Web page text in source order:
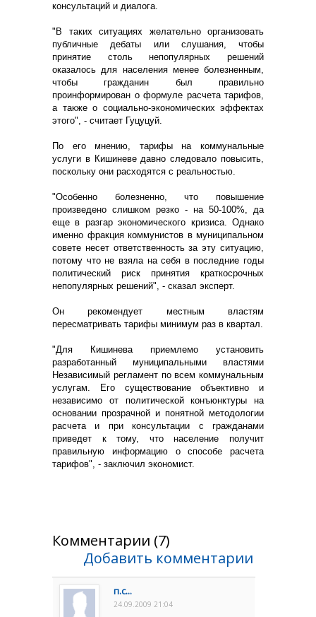
консультаций и диалога.
"В таких ситуациях желательно организовать
публичные дебаты или слушания, чтобы
принятие столь непопулярных решений
оказалось для населения менее болезненным,
чтобы гражданин был правильно
проинформирован о формуле расчета тарифов,
а также о социально-экономических эффектах
этого", - считает Гуцуцуй.
По его мнению, тарифы на коммунальные
услуги в Кишиневе давно следовало повысить,
поскольку они расходятся с реальностью.
"Особенно болезненно, что повышение
произведено слишком резко - на 50-100%, да
еще в разгар экономического кризиса. Однако
именно фракция коммунистов в муниципальном
совете несет ответственность за эту ситуацию,
потому что не взяла на себя в последние годы
политический риск принятия краткосрочных
непопулярных решений", - сказал эксперт.
Он рекомендует местным властям
пересматривать тарифы минимум раз в квартал.
"Для Кишинева приемлемо установить
разработанный муниципальными властями
Независимый регламент по всем коммунальным
услугам. Его существование объективно и
независимо от политической конъюнктуры на
основании прозрачной и понятной методологии
расчета и при консультации с гражданами
приведет к тому, что население получит
правильную информацию о способе расчета
тарифов", - заключил экономист.
Комментарии (7)
Добавить комментарии
п.с...
24.09.2009 21:04